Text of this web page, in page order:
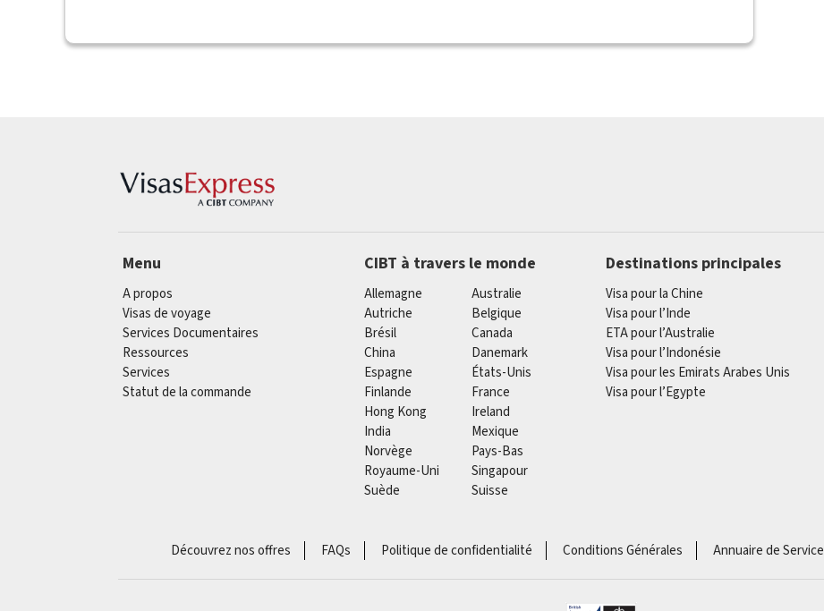
Menu
A propos
Visas de voyage
Services Documentaires
Ressources
Services
Statut de la commande
CIBT à travers le monde
Allemagne
Australie
Autriche
Belgique
Brésil
Canada
China
Danemark
Espagne
États-Unis
Finlande
France
Hong Kong
Ireland
India
Mexique
Norvège
Pays-Bas
Royaume-Uni
Singapour
Suède
Suisse
Destinations principales
Visa pour la Chine
Visa pour l’Inde
ETA pour l’Australie
Visa pour l’Indonésie
Visa pour les Emirats Arabes Unis
Visa pour l’Egypte
Découvrez nos offres FAQs Politique de confidentialité Conditions Générales Annuaire de Service